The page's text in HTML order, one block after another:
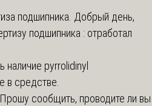
подшипника. Добрый день,
подшипника : отработал
наличие pyrrolidinyl
в средстве.
сообщить, проводите ли вы